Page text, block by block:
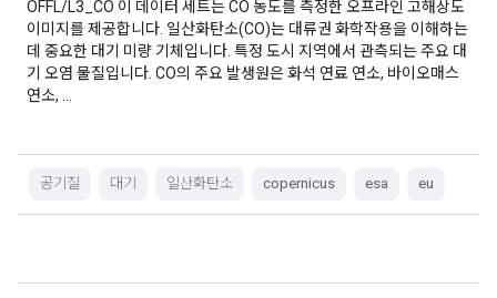
OFFL/L3_CO 이 데이터 세트는 CO 농도를 측정한 오프라인 고해상도
이미지를 제공합니다. 일산화탄소(CO)는 대류권 화학작용을 이해하는
데 중요한 대기 미량 기체입니다. 특정 도시 지역에서 관측되는 주요 대
기 오염 물질입니다. CO의 주요 발생원은 화석 연료 연소, 바이오매스
연소, …
공기질 대기 일산화탄소 copernicus esa eu